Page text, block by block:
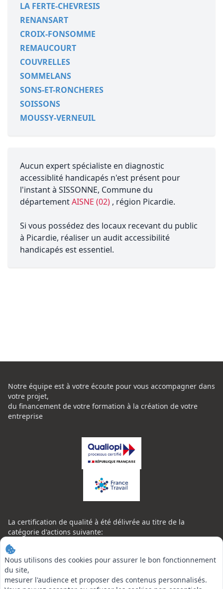
LA FERTE-CHEVRESIS
RENANSART
CROIX-FONSOMME
REMAUCOURT
COUVRELLES
SOMMELANS
SONS-ET-RONCHERES
SOISSONS
MOUSSY-VERNEUIL
Aucun expert spécialiste en diagnostic
accessiblité handicapés n'est présent pour
l'instant à SISSONNE, Commune du
départementAISNE (02) , région Picardie.
Si vous possédez des locaux recevant du public
à Picardie, réaliser un audit accessibilité
handicapés est essentiel.
Nous utilisons des cookies pour assurer le bon fonctionnement
du site,
mesurer l'audience et proposer des contenus personnalisés.
Notre équipe est à votre écoute pour vous accompagner dans
votre projet,
du financement de votre formation à la création de votre
entreprise
La certification de qualité à été délivrée au titre de la
catégorie d'actions suivante:
Certificat Qualiopi CENTRE NATIONAL DE L'EXPERTISE
CONTACT